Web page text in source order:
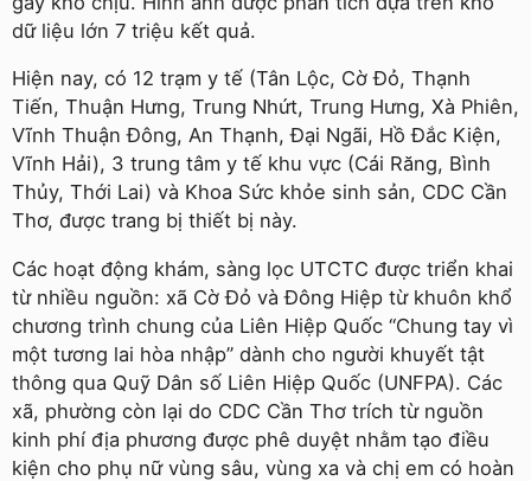
dữ liệu lớn 7 triệu kết quả.
Hiện nay, có 12 trạm y tế (Tân Lộc, Cờ Đỏ, Thạnh
Tiến, Thuận Hưng, Trung Nhứt, Trung Hưng, Xà Phiên,
Vĩnh Thuận Đông, An Thạnh, Đại Ngãi, Hồ Đắc Kiện,
Vĩnh Hải), 3 trung tâm y tế khu vực (Cái Răng, Bình
Thủy, Thới Lai) và Khoa Sức khỏe sinh sản, CDC Cần
Thơ, được trang bị thiết bị này.
Các hoạt động khám, sàng lọc UTCTC được triển khai
từ nhiều nguồn: xã Cờ Đỏ và Đông Hiệp từ khuôn khổ
chương trình chung của Liên Hiệp Quốc “Chung tay vì
một tương lai hòa nhập” dành cho người khuyết tật
thông qua Quỹ Dân số Liên Hiệp Quốc (UNFPA). Các
xã, phường còn lại do CDC Cần Thơ trích từ nguồn
kinh phí địa phương được phê duyệt nhằm tạo điều
kiện cho phụ nữ vùng sâu, vùng xa và chị em có hoàn